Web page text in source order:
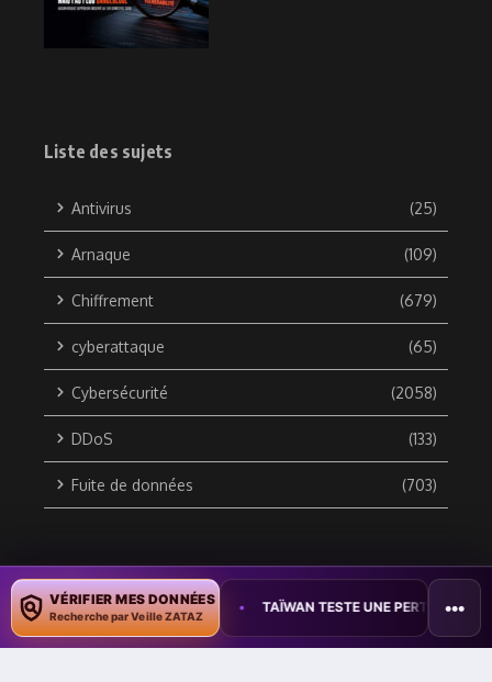
Liste des sujets
Antivirus (25)
Arnaque (109)
Chiffrement (679)
cyberattaque (65)
Cybersécurité (2058)
DDoS (133)
Fuite de données (703)
Copyright © 2010 / 2026 DATA SECURITY BREACH - Groupe
ZATAZ Média
VÉRIFIER MES DONNÉES
Recherche par Veille ZATAZ
DES DOCUMENTS • TAÏWAN TESTE UNE PERTURBATION MASSIVE
•••